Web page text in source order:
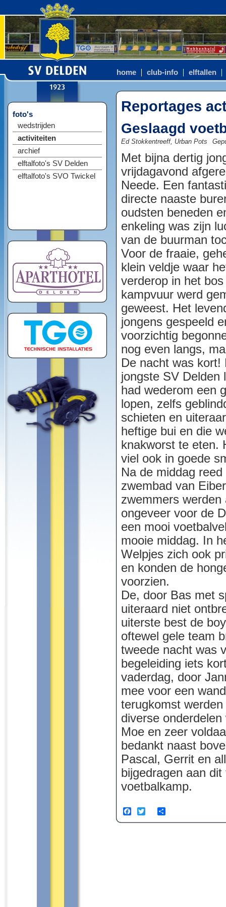
home club-info elftallen
foto's
wedstrijden
activiteiten
archief
elftalfoto's SV Delden
elftalfoto's SVO Twickel
Reportages
Geslaagd
Ed Stokkentreeff, Urban Pots
Met bijna dertig
vrijdagavond
Neede. Een
directe naaste
oudsten beneden
enkeling was zijn
van de buurman
Voor de fraaie,
klein veldje waar
verderop in het
kampvuur werd
geweest. Het
jongens gespeeld
voorzichtig
nog even langs,
De nacht was kort!
jongste SV Delden
had wederom een
lopen, zelfs
schieten en
heftige bui en die
knakworst te eten.
viel ook in goede
Na de middag
zwembad van
zwemmers
ongeveer voor de
een mooi
mooie middag. In
Welpjes zich ook
en konden de
voorzien.
De, door Bas met
uiteraard niet
uiterste best de
oftewel gele team
tweede nacht was
begeleiding iets
vaderdag, door
mee voor een
terugkomst
diverse
Moe en zeer
bedankt naast
Pascal, Gerrit en
bijgedragen aan
voetbalkamp.